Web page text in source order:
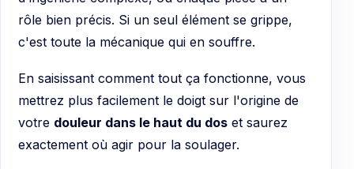
rôle bien précis. Si un seul élément se grippe,
c'est toute la mécanique qui en souffre.
En saisissant comment tout ça fonctionne, vous
mettrez plus facilement le doigt sur l'origine de
votre douleur dans le haut du dos et saurez
exactement où agir pour la soulager.